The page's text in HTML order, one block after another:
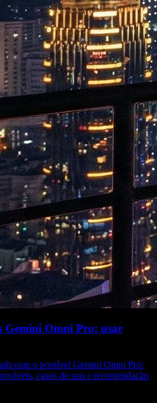
Gemini Omni Pro: usar
com o possível Gemini Omni Pro:
casos de uso e recomendação